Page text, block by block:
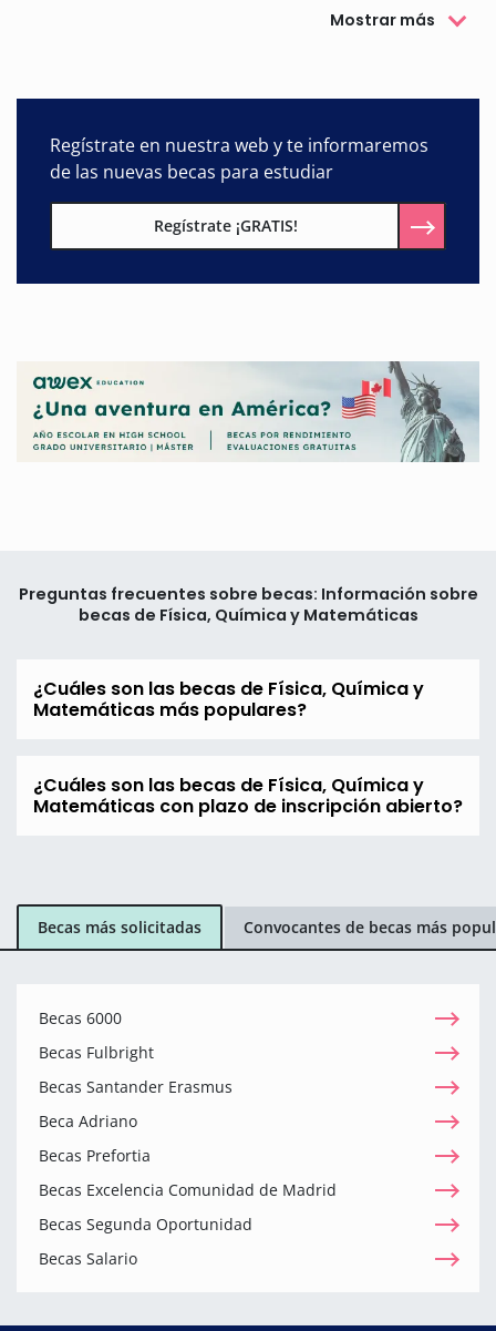
Mostrar más
Regístrate en nuestra web y te informaremos
de las nuevas becas para estudiar
Regístrate ¡GRATIS!
Preguntas frecuentes sobre becas: Información sobre
becas de Física, Química y Matemáticas
¿Cuáles son las becas de Física, Química y
Matemáticas más populares?
¿Cuáles son las becas de Física, Química y
Matemáticas con plazo de inscripción abierto?
Becas más solicitadas Convocantes de becas más
Becas 6000
Becas Fulbright
Becas Santander Erasmus
Beca Adriano
Becas Prefortia
Becas Excelencia Comunidad de Madrid
Becas Segunda Oportunidad
Becas Salario